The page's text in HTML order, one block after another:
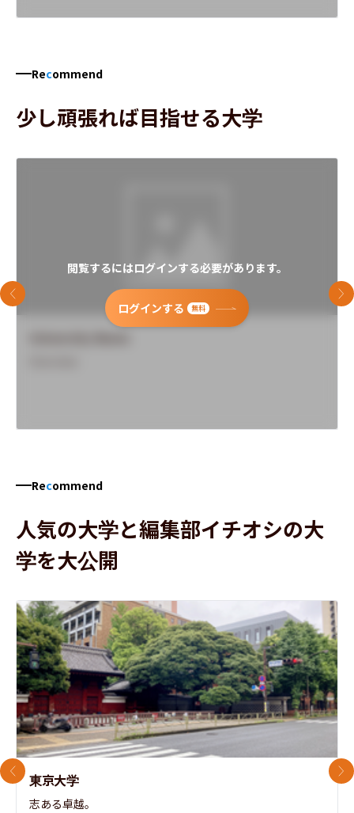
Recommend
少し頑張れば目指せる大学
閲覧するにはログインする必要があります。
ログインする 無料
前のスライド 次
Recommend
人気の大学と編集部イチオシの大
学を大公開
東京大学
志ある卓越。
前のスライド 次